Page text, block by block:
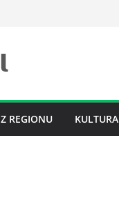
Z REGIONU KULTURA